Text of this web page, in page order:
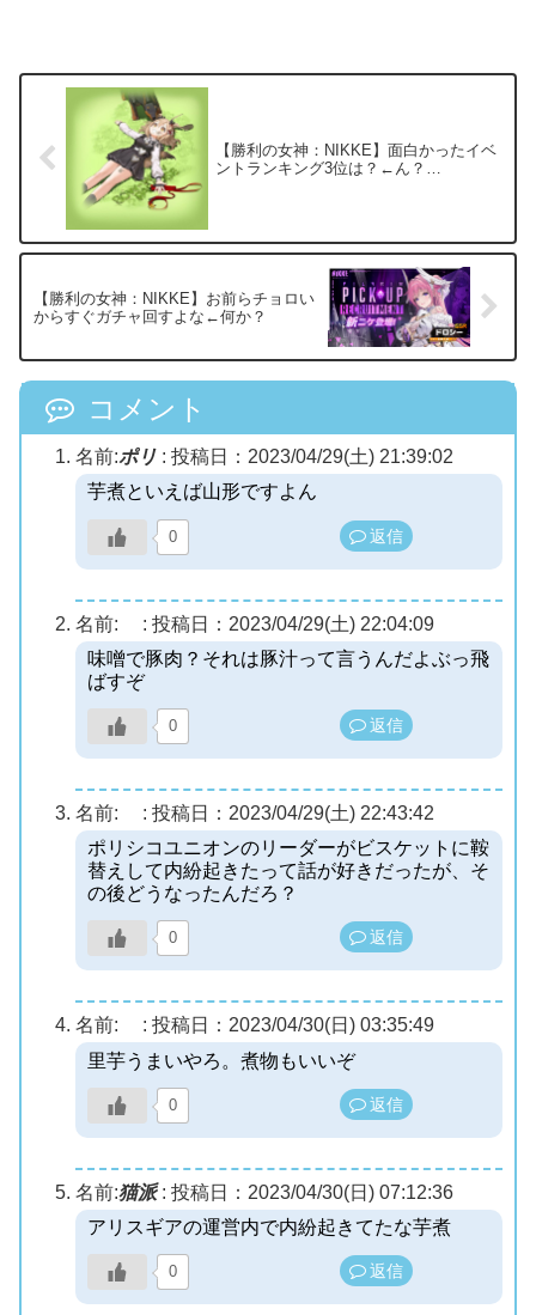
【勝利の女神：NIKKE】面白かったイベ
ントランキング3位は？←ん？…
【勝利の女神：NIKKE】お前らチョロい
からすぐガチャ回すよな←何か？
コメント
名前:ポリ : 投稿日：2023/04/29(土) 21:39:02
芋煮といえば山形ですよん
0 返信
名前: : 投稿日：2023/04/29(土) 22:04:09
味噌で豚肉？それは豚汁って言うんだよぶっ飛
ばすぞ
0 返信
名前: : 投稿日：2023/04/29(土) 22:43:42
ポリシコユニオンのリーダーがビスケットに鞍
替えして内紛起きたって話が好きだったが、そ
の後どうなったんだろ？
0 返信
名前: : 投稿日：2023/04/30(日) 03:35:49
里芋うまいやろ。煮物もいいぞ
0 返信
名前:猫派: 投稿日：2023/04/30(日) 07:12:36
アリスギアの運営内で内紛起きてたな芋煮
0 返信